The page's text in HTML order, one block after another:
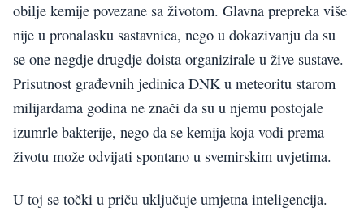
obilje kemije povezane sa životom. Glavna prepreka više
nije u pronalasku sastavnica, nego u dokazivanju da su
se one negdje drugdje doista organizirale u žive sustave.
Prisutnost građevnih jedinica DNK u meteoritu starom
milijardama godina ne znači da su u njemu postojale
izumrle bakterije, nego da se kemija koja vodi prema
životu može odvijati spontano u svemirskim uvjetima.
U toj se točki u priču uključuje umjetna inteligencija.